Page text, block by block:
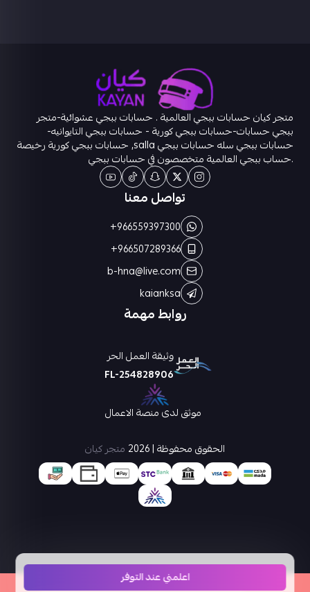
اعلمني عند التوفر
متجر كيان حسابات ببجي العالمية . حسابات ببجي عشوائية-متجر
ببجي حسابات-حسابات ببجي كورية - حسابات ببجي التايوانيه-
حسابات ببجي سله حسابات ببجي salla, حسابات ببجي كورية رخيصة
.حساب ببجي العالمية متخصصون في حسابات ببجي
روابط مهمة
تواصل معنا
+966559397300
+966507289366
b-hna@live.com
kaianksa
وثيقة العمل الحر
FL-254828906
موثق لدى منصة الاعمال
الحقوق محفوظة | 2026
متجر كيان